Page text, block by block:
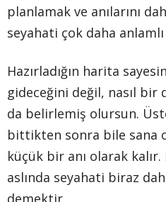
planlamak ve anılarını
seyahati çok daha anlamlı
Hazırladığın harita
gideceğini değil, nasıl bir
da belirlemiş olursun.
bittikten sonra bile sana
küçük bir anı olarak
aslında seyahati biraz